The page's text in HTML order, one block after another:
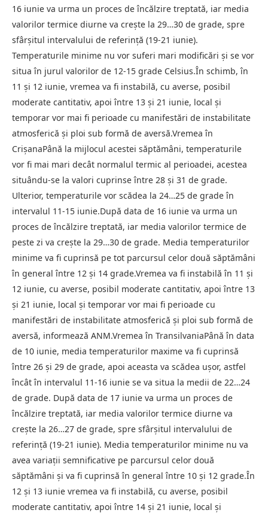
16 iunie va urma un proces de încălzire treptată, iar media
valorilor termice diurne va crește la 29…30 de grade, spre
sfârșitul intervalului de referință (19-21 iunie).
Temperaturile minime nu vor suferi mari modificări și se vor
situa în jurul valorilor de 12-15 grade Celsius.În schimb, în
11 și 12 iunie, vremea va fi instabilă, cu averse, posibil
moderate cantitativ, apoi între 13 și 21 iunie, local și
temporar vor mai fi perioade cu manifestări de instabilitate
atmosferică și ploi sub formă de aversă.Vremea în
CrișanaPână la mijlocul acestei săptămâni, temperaturile
vor fi mai mari decât normalul termic al perioadei, acestea
situându-se la valori cuprinse între 28 și 31 de grade.
Ulterior, temperaturile vor scădea la 24…25 de grade în
intervalul 11-15 iunie.După data de 16 iunie va urma un
proces de încălzire treptată, iar media valorilor termice de
peste zi va crește la 29…30 de grade. Media temperaturilor
minime va fi cuprinsă pe tot parcursul celor două săptămâni
în general între 12 și 14 grade.Vremea va fi instabilă în 11 și
12 iunie, cu averse, posibil moderate cantitativ, apoi între 13
și 21 iunie, local și temporar vor mai fi perioade cu
manifestări de instabilitate atmosferică și ploi sub formă de
aversă, informează ANM.Vremea în TransilvaniaPână în data
de 10 iunie, media temperaturilor maxime va fi cuprinsă
între 26 și 29 de grade, apoi aceasta va scădea ușor, astfel
încât în intervalul 11-16 iunie se va situa la medii de 22…24
de grade. După data de 17 iunie va urma un proces de
încălzire treptată, iar media valorilor termice diurne va
crește la 26…27 de grade, spre sfârșitul intervalului de
referință (19-21 iunie). Media temperaturilor minime nu va
avea variații semnificative pe parcursul celor două
săptămâni și va fi cuprinsă în general între 10 și 12 grade.În
12 și 13 iunie vremea va fi instabilă, cu averse, posibil
moderate cantitativ, apoi între 14 și 21 iunie, local și